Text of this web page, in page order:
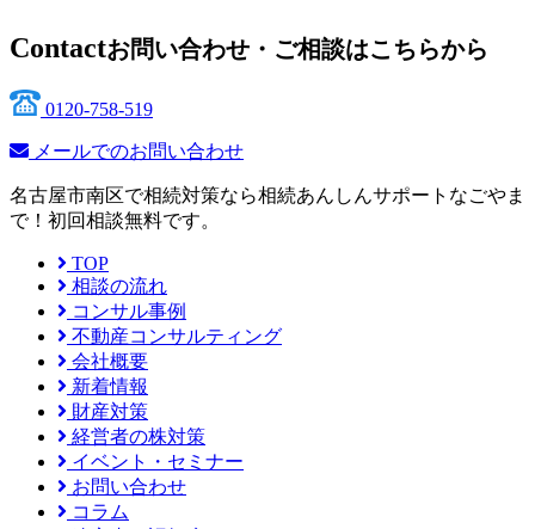
Contactお問い合わせ・ご相談はこちらから
0120-758-519
メールでのお問い合わせ
名古屋市南区で相続対策なら相続あんしんサポートなごやま
で！初回相談無料です。
TOP
相談の流れ
コンサル事例
不動産コンサルティング
会社概要
新着情報
財産対策
経営者の株対策
イベント・セミナー
お問い合わせ
コラム